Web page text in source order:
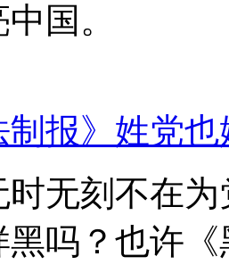
国。
制报》姓党
时无刻不在
黑吗？也许